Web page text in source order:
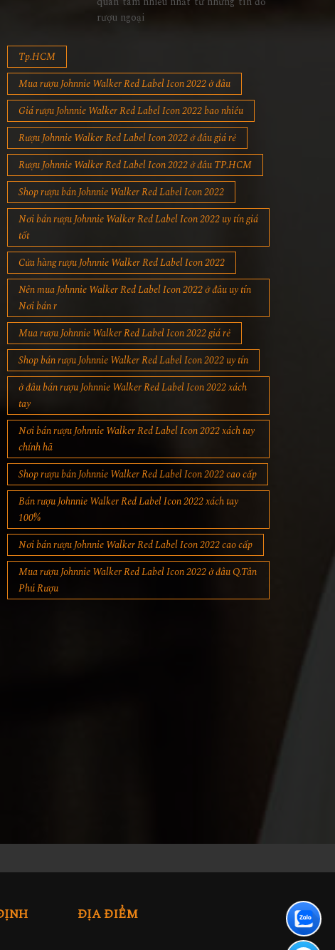
rượu ngoại
Tp.HCM
Mua rượu Johnnie Walker Red Label Icon 2022 ở đâu
Giá rượu Johnnie Walker Red Label Icon 2022 bao nhiêu
Rượu Johnnie Walker Red Label Icon 2022 ở đâu giá rẻ
Rượu Johnnie Walker Red Label Icon 2022 ở đâu TP.HCM
Shop rượu bán Johnnie Walker Red Label Icon 2022
Nơi bán rượu Johnnie Walker Red Label Icon 2022 uy tín giá
tốt
Cửa hàng rượu Johnnie Walker Red Label Icon 2022
Nên mua Johnnie Walker Red Label Icon 2022 ở đâu uy tín
Nơi bán r
Mua rượu Johnnie Walker Red Label Icon 2022 giá rẻ
Shop bán rượu Johnnie Walker Red Label Icon 2022 uy tín
ở đâu bán rượu Johnnie Walker Red Label Icon 2022 xách
tay
Nơi bán rượu Johnnie Walker Red Label Icon 2022 xách tay
chính hã
Shop rượu bán Johnnie Walker Red Label Icon 2022 cao cấp
Bán rượu Johnnie Walker Red Label Icon 2022 xách tay
100%
Nơi bán rượu Johnnie Walker Red Label Icon 2022 cao cấp
Mua rượu Johnnie Walker Red Label Icon 2022 ở đâu Q.Tân
Phú Rượu
ĐỊA ĐIỂM